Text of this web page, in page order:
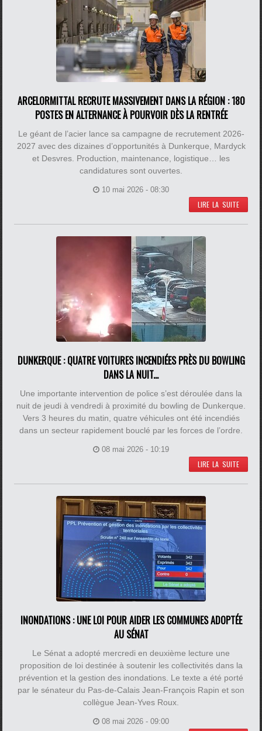
ARCELORMITTAL RECRUTE MASSIVEMENT DANS LA RÉGION : 180
POSTES EN ALTERNANCE À POURVOIR DÈS LA RENTRÉE
Le géant de l’acier lance sa campagne de recrutement 2026-
2027 avec des dizaines d’opportunités à Dunkerque, Mardyck
et Desvres. Production, maintenance, logistique… les
candidatures sont ouvertes.
10 mai 2026 - 08:30
LIRE LA SUITE
DUNKERQUE : QUATRE VOITURES INCENDIÉES PRÈS DU BOWLING
DANS LA NUIT...
Une importante intervention de police s’est déroulée dans la
nuit de jeudi à vendredi à proximité du bowling de Dunkerque.
Vers 3 heures du matin, quatre véhicules ont été incendiés
dans un secteur rapidement bouclé par les forces de l’ordre.
08 mai 2026 - 10:19
LIRE LA SUITE
INONDATIONS : UNE LOI POUR AIDER LES COMMUNES ADOPTÉE
AU SÉNAT
Le Sénat a adopté mercredi en deuxième lecture une
proposition de loi destinée à soutenir les collectivités dans la
prévention et la gestion des inondations. Le texte a été porté
par le sénateur du Pas-de-Calais Jean-François Rapin et son
collègue Jean-Yves Roux.
08 mai 2026 - 09:00